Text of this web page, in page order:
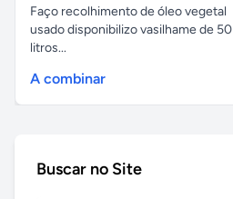
Faço recolhimento de óleo vegetal
usado disponibilizo vasilhame de 50
litros...
A combinar
Buscar no Site